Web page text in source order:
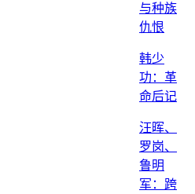
与种族
仇恨
韩少
功：革
命后记
汪晖、
罗岗、
鲁明
军：跨